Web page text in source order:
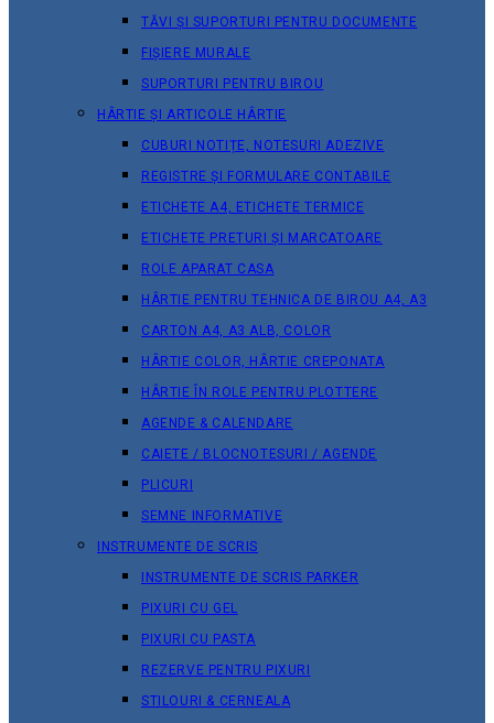
TĂVI ȘI SUPORTURI PENTRU DOCUMENTE
FIȘIERE MURALE
SUPORTURI PENTRU BIROU
HÂRTIE ȘI ARTICOLE HÂRTIE
CUBURI NOTIȚE, NOTESURI ADEZIVE
REGISTRE ȘI FORMULARE CONTABILE
ETICHETE A4, ETICHETE TERMICE
ETICHETE PRETURI ȘI MARCATOARE
ROLE APARAT CASA
HÂRTIE PENTRU TEHNICA DE BIROU A4, A3
CARTON A4, A3 ALB, COLOR
HÂRTIE COLOR, HÂRTIE CREPONATA
HÂRTIE ÎN ROLE PENTRU PLOTTERE
AGENDE & CALENDARE
CAIETE / BLOCNOTESURI / AGENDE
PLICURI
SEMNE INFORMATIVE
INSTRUMENTE DE SCRIS
INSTRUMENTE DE SCRIS PARKER
PIXURI CU GEL
PIXURI CU PASTA
REZERVE PENTRU PIXURI
STILOURI & СERNEALA